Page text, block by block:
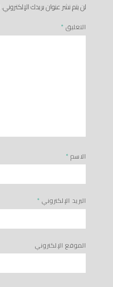
لن يتم نشر عنوان بريدك الإلكتروني.
التعليق *
الاسم *
البريد الإلكتروني *
الموقع الإلكتروني